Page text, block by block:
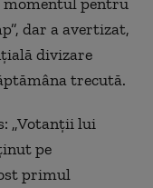
dar a avertizat,
divizare
trecută.
„Votanţii lui
pe
primul